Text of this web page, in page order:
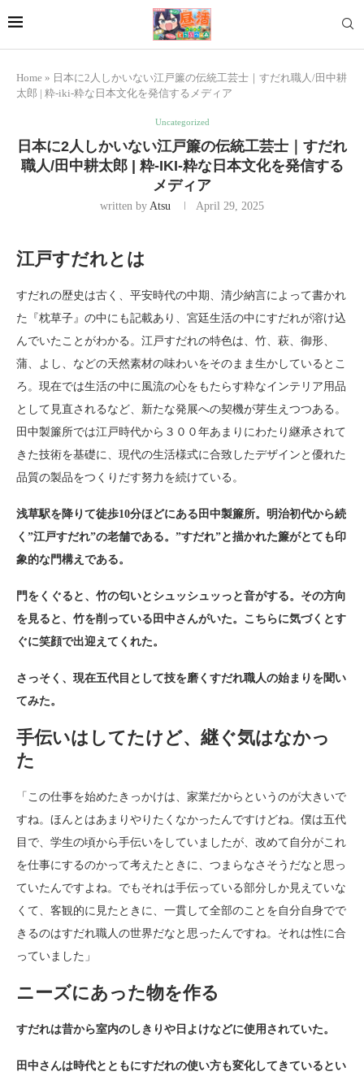
Home » 日本に2人しかいない江戸簾の伝統工芸士｜すだれ職人/田中耕
太郎 | 粋-iki-粋な日本文化を発信するメディア
Uncategorized
日本に2人しかいない江戸簾の伝統工芸士｜すだれ
職人/田中耕太郎 | 粋-IKI-粋な日本文化を発信する
メディア
written by Atsu April 29, 2025
江戸すだれとは
すだれの歴史は古く、平安時代の中期、清少納言によって書かれ
た『枕草子』の中にも記載あり、宮廷生活の中にすだれが溶け込
んでいたことがわかる。江戸すだれの特色は、竹、萩、御形、
蒲、よし、などの天然素材の味わいをそのまま生かしているとこ
ろ。現在では生活の中に風流の心をもたらす粋なインテリア用品
として見直されるなど、新たな発展への契機が芽生えつつある。
田中製簾所では江戸時代から３００年あまりにわたり継承されて
きた技術を基礎に、現代の生活様式に合致したデザインと優れた
品質の製品をつくりだす努力を続けている。
浅草駅を降りて徒歩10分ほどにある田中製簾所。明治初代から続
く”江戸すだれ”の老舗である。”すだれ”と描かれた簾がとても印
象的な門構えである。
門をくぐると、竹の匂いとシュッシュッっと音がする。その方向
を見ると、竹を削っている田中さんがいた。こちらに気づくとす
ぐに笑顔で出迎えてくれた。
さっそく、現在五代目として技を磨くすだれ職人の始まりを聞い
てみた。
手伝いはしてたけど、継ぐ気はなかっ
た
「この仕事を始めたきっかけは、家業だからというのが大きいで
すね。ほんとはあまりやりたくなかったんですけどね。僕は五代
目で、学生の頃から手伝いをしていましたが、改めて自分がこれ
を仕事にするのかって考えたときに、つまらなさそうだなと思っ
ていたんですよね。でもそれは手伝っている部分しか見えていな
くて、客観的に見たときに、一貫して全部のことを自分自身でで
きるのはすだれ職人の世界だなと思ったんですね。それは性に合
っていました」
ニーズにあった物を作る
すだれは昔から室内のしきりや日よけなどに使用されていた。
田中さんは時代とともにすだれの使い方も変化してきているとい